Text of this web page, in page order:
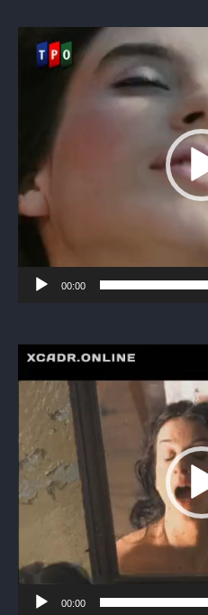
Видеоплеер
00:00
Видеоплеер
00:00